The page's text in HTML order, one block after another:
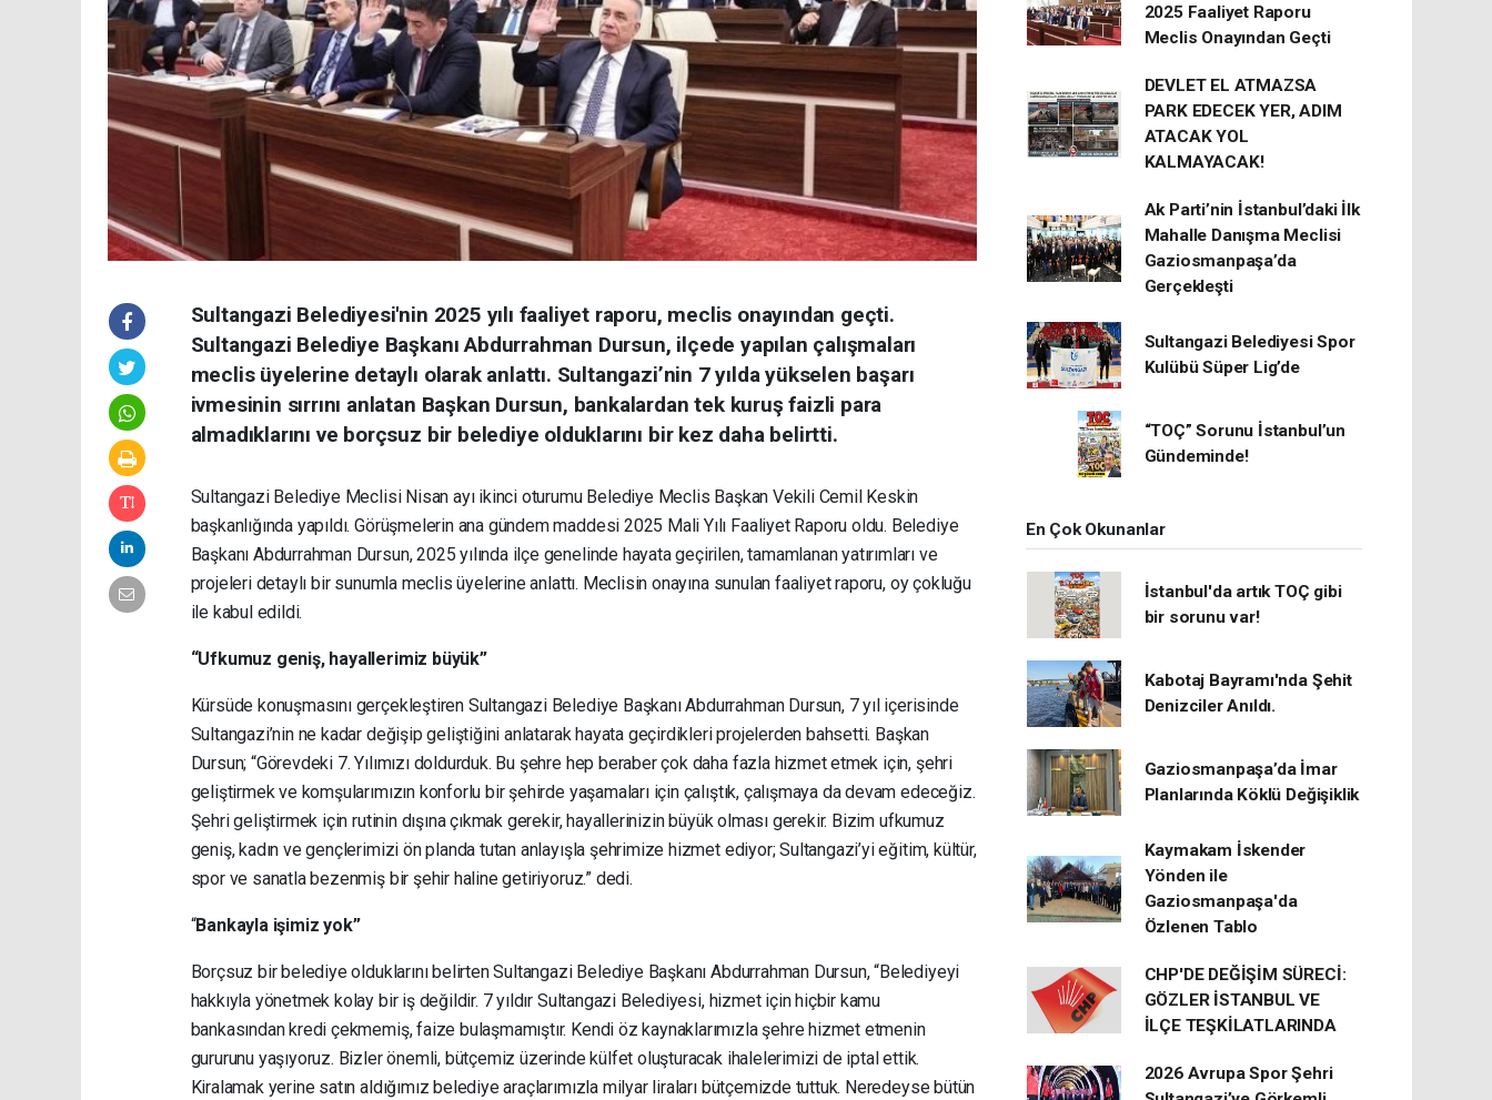
Sultangazi Belediyesi'nin 2025 yılı faaliyet raporu, meclis onayından geçti.
Sultangazi Belediye Başkanı Abdurrahman Dursun, ilçede yapılan çalışmaları
meclis üyelerine detaylı olarak anlattı. Sultangazi’nin 7 yılda yükselen başarı
ivmesinin sırrını anlatan Başkan Dursun, bankalardan tek kuruş faizli para
almadıklarını ve borçsuz bir belediye olduklarını bir kez daha belirtti.
Sultangazi Belediye Meclisi Nisan ayı ikinci oturumu Belediye Meclis Başkan Vekili Cemil Keskin
başkanlığında yapıldı. Görüşmelerin ana gündem maddesi 2025 Mali Yılı Faaliyet Raporu oldu. Belediye
Başkanı Abdurrahman Dursun, 2025 yılında ilçe genelinde hayata geçirilen, tamamlanan yatırımları ve
projeleri detaylı bir sunumla meclis üyelerine anlattı. Meclisin onayına sunulan faaliyet raporu, oy çokluğu
ile kabul edildi.
“Ufkumuz geniş, hayallerimiz büyük”
Kürsüde konuşmasını gerçekleştiren Sultangazi Belediye Başkanı Abdurrahman Dursun, 7 yıl içerisinde
Sultangazi’nin ne kadar değişip geliştiğini anlatarak hayata geçirdikleri projelerden bahsetti. Başkan
Dursun; “Görevdeki 7. Yılımızı doldurduk. Bu şehre hep beraber çok daha fazla hizmet etmek için, şehri
geliştirmek ve komşularımızın konforlu bir şehirde yaşamaları için çalıştık, çalışmaya da devam edeceğiz.
Şehri geliştirmek için rutinin dışına çıkmak gerekir, hayallerinizin büyük olması gerekir. Bizim ufkumuz
geniş, kadın ve gençlerimizi ön planda tutan anlayışla şehrimize hizmet ediyor; Sultangazi’yi eğitim, kültür,
spor ve sanatla bezenmiş bir şehir haline getiriyoruz.” dedi.
“Bankayla işimiz yok”
Borçsuz bir belediye olduklarını belirten Sultangazi Belediye Başkanı Abdurrahman Dursun, “Belediyeyi
hakkıyla yönetmek kolay bir iş değildir. 7 yıldır Sultangazi Belediyesi, hizmet için hiçbir kamu
bankasından kredi çekmemiş, faize bulaşmamıştır. Kendi öz kaynaklarımızla şehre hizmet etmenin
gururunu yaşıyoruz. Bizler önemli, bütçemiz üzerinde külfet oluşturacak ihalelerimizi de iptal ettik.
Kiralamak yerine satın aldığımız belediye araçlarımızla milyar liraları bütçemizde tuttuk. Neredeyse bütün
2025 Faaliyet Raporu
Meclis Onayından Geçti
DEVLET EL ATMAZSA
PARK EDECEK YER, ADIM
ATACAK YOL
KALMAYACAK!
Ak Parti’nin İstanbul’daki İlk
Mahalle Danışma Meclisi
Gaziosmanpaşa’da
Gerçekleşti
Sultangazi Belediyesi Spor
Kulübü Süper Lig’de
“TOÇ” Sorunu İstanbul’un
Gündeminde!
En Çok Okunanlar
İstanbul'da artık TOÇ gibi
bir sorunu var!
Kabotaj Bayramı'nda Şehit
Denizciler Anıldı.
Gaziosmanpaşa’da İmar
Planlarında Köklü Değişiklik
Kaymakam İskender
Yönden ile
Gaziosmanpaşa'da
Özlenen Tablo
CHP'DE DEĞİŞİM SÜRECİ:
GÖZLER İSTANBUL VE
İLÇE TEŞKİLATLARINDA
2026 Avrupa Spor Şehri